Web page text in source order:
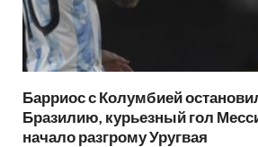
Барриос с Колумбией
Бразилию, курьезный гол
начало разгрому Уругвая